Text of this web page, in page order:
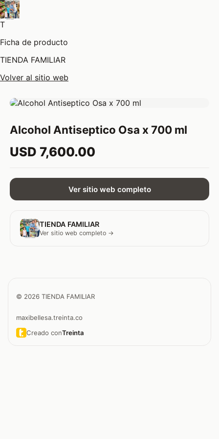
T
Ficha de producto
TIENDA FAMILIAR
Volver al sitio web
Alcohol Antiseptico Osa x 700 ml
USD 7,600.00
Ver sitio web completo
TIENDA FAMILIAR
Ver sitio web completo →
© 2026 TIENDA FAMILIAR
maxibellesa.treinta.co
Creado conTreinta